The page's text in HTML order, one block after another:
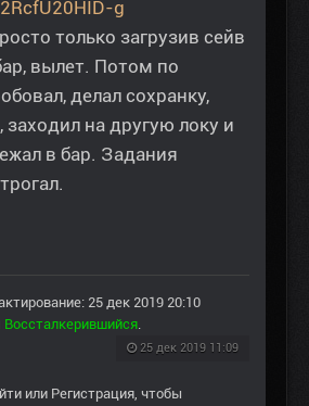
g
только загрузив сейв
вылет. Потом по
делал сохранку,
заходил на другую локу и
в бар. Задания
25 дек 2019 20:10
Воссталкерившийся.
25 дек 2019 11:09
или Регистрация, чтобы